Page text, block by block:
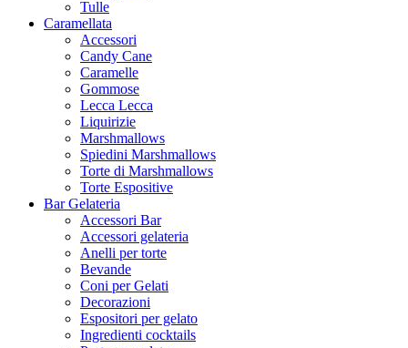
Tulle
Caramellata
Accessori
Candy Cane
Caramelle
Gommose
Lecca Lecca
Liquirizie
Marshmallows
Spiedini Marshmallows
Torte di Marshmallows
Torte Espositive
Bar Gelateria
Accessori Bar
Accessori gelateria
Anelli per torte
Bevande
Coni per Gelati
Decorazioni
Espositori per gelato
Ingredienti cocktails